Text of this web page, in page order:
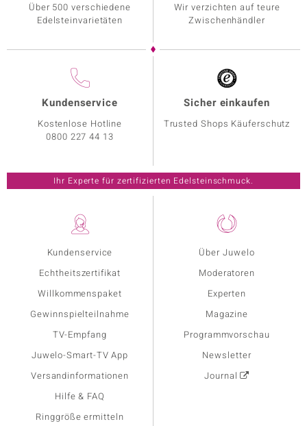
Kundenservice
Echtheitszertifikat
Willkommenspaket
Gewinnspielteilnahme
TV-Empfang
Juwelo-Smart-TV App
Versandinformationen
Hilfe & FAQ
Ringgröße ermitteln
Über Juwelo
Moderatoren
Experten
Magazine
Programmvorschau
Newsletter
Journal
Über 500 verschiedene
Edelsteinvarietäten
Wir verzichten auf teure
Zwischenhändler
Kundenservice
Kostenlose Hotline
0800 227 44 13
Sicher einkaufen
Trusted Shops Käuferschutz
Ihr Experte für zertifizierten Edelsteinschmuck.